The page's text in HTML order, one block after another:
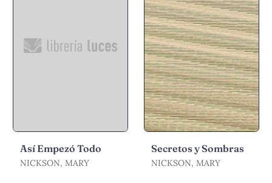
Así Empezó Todo
NICKSON, MARY
Secretos y Sombras
NICKSON, MARY